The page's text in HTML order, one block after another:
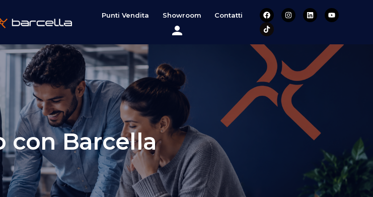
Punti Vendita Showroom Contatti
con Barcella